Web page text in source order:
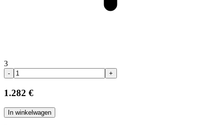
3
- +
1.282 €
In winkelwagen